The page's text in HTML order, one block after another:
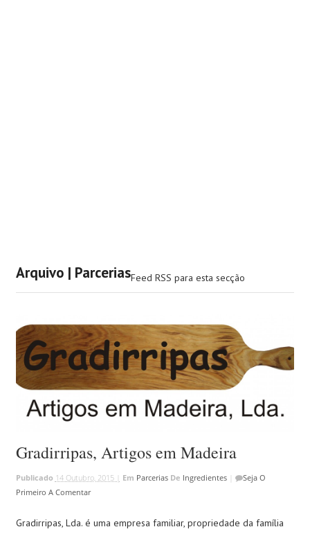
Arquivo | ParceriasFeed RSS para esta secção
Gradirripas, Artigos em Madeira
Publicado 14 Outubro, 2015 | Em Parcerias De Ingredientes|
Seja O
Primeiro A Comentar
Gradirripas, Lda. é uma empresa familiar, propriedade da família